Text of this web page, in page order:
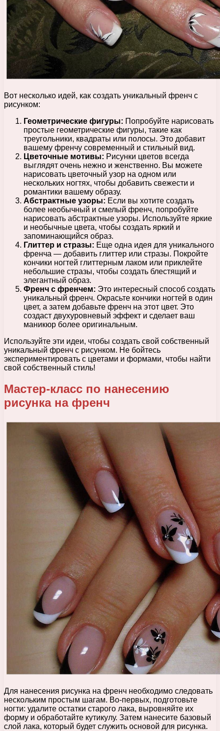
Вот несколько идей, как создать уникальный френч с
рисунком:
Геометрические фигуры: Попробуйте нарисовать
простые геометрические фигуры, такие как
треугольники, квадраты или полосы. Это добавит
вашему френчу современный и стильный вид.
Цветочные мотивы: Рисунки цветов всегда
выглядят очень нежно и женственно. Вы можете
нарисовать цветочный узор на одном или
нескольких ногтях, чтобы добавить свежести и
романтики вашему образу.
Абстрактные узоры: Если вы хотите создать
более необычный и смелый френч, попробуйте
нарисовать абстрактные узоры. Используйте яркие
и необычные цвета, чтобы создать яркий и
запоминающийся образ.
Глиттер и стразы: Еще одна идея для уникального
френча — добавить глиттер или стразы. Покройте
кончики ногтей глиттерным лаком или приклейте
небольшие стразы, чтобы создать блестящий и
элегантный образ.
Френч с френчем: Это интересный способ создать
уникальный френч. Окрасьте кончики ногтей в один
цвет, а затем добавьте френч на этот цвет. Это
создаст двухуровневый эффект и сделает ваш
маникюр более оригинальным.
Используйте эти идеи, чтобы создать свой собственный
уникальный френч с рисунком. Не бойтесь
экспериментировать с цветами и формами, чтобы найти
свой собственный стиль!
Мастер-класс по нанесению
рисунка на френч
Для нанесения рисунка на френч необходимо следовать
нескольким простым шагам. Во-первых, подготовьте
ногти: удалите остатки старого лака, выровняйте их
форму и обработайте кутикулу. Затем нанесите базовый
слой лака, который будет служить основой для рисунка.